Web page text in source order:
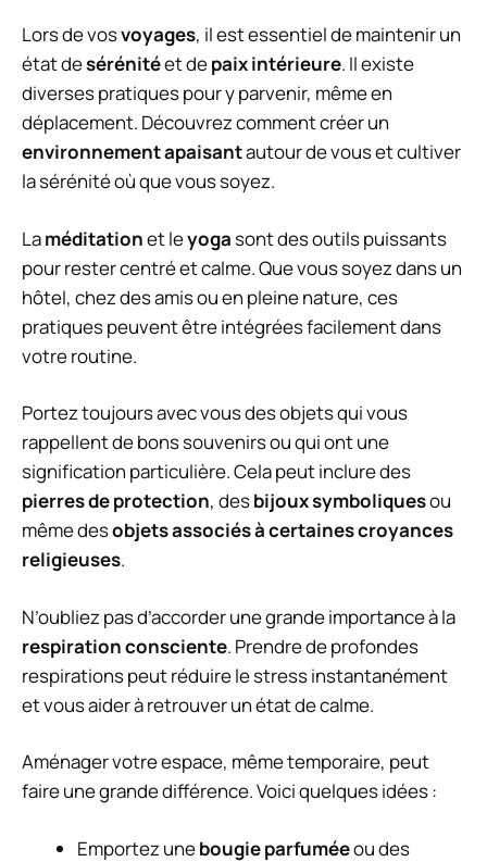
Lors de vosvoyages, il est essentiel de maintenir un
état desérénitéet depaix intérieure. Il existe
diverses pratiques pour y parvenir, même en
déplacement. Découvrez comment créer un
environnement apaisantautour de vous et cultiver
la sérénité où que vous soyez.
Laméditationet leyogasont des outils puissants
pour rester centré et calme. Que vous soyez dans un
hôtel, chez des amis ou en pleine nature, ces
pratiques peuvent être intégrées facilement dans
votre routine.
Portez toujours avec vous des objets qui vous
rappellent de bons souvenirs ou qui ont une
signification particulière. Cela peut inclure des
pierres de protection, desbijoux symboliquesou
même desobjets associés à certaines croyances
religieuses.
N’oubliez pas d’accorder une grande importance à la
respiration consciente. Prendre de profondes
respirations peut réduire le stress instantanément
et vous aider à retrouver un état de calme.
Aménager votre espace, même temporaire, peut
faire une grande différence. Voici quelques idées :
Emportez unebougie parfuméeou des